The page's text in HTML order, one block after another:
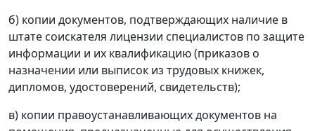
б) копии документов, подтверждающих наличие в
штате соискателя лицензии специалистов по защите
информации и их квалификацию (приказов о
назначении или выписок из трудовых книжек,
дипломов, удостоверений, свидетельств);
в) копии правоустанавливающих документов на